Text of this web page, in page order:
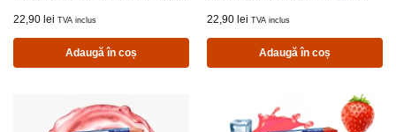
22,90 lei TVA inclus
Adaugă în coș
22,90 lei TVA inclus
Adaugă în coș